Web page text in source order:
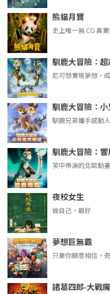
熊貓月寶
史上唯一無 CG 真
馴鹿大冒險：
尼可想實現夢想，
馴鹿大冒險：
馴鹿兄弟攜手感動
馴鹿大冒險：
笑中帶淚的北歐動
夜校女生
做自己，最好
夢想巨無霸
只要你願意相信，
諸葛四郎-大戰